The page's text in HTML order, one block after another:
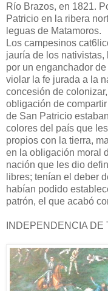
Río Brazos, en 1821.
Patricio en la ribera
leguas de Matamoros.
Los campesinos
jauría de los
por un enganchador
violar la fe jurada a la
concesión de
obligación de
de San Patricio
colores del país que
propios con la tierra,
en la obligación moral
nación que les dio
libres; tenían el deber
habían podido
patrón, el que acabó
INDEPENDENCIA DE